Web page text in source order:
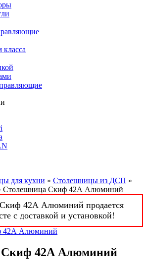
для кухни » Столешницы из ДСП »
Столешница Скиф 42А Алюминий
42А Алюминий продается
с доставкой и установкой!
Скиф 42А Алюминий